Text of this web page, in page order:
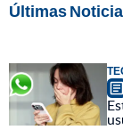
Últimas